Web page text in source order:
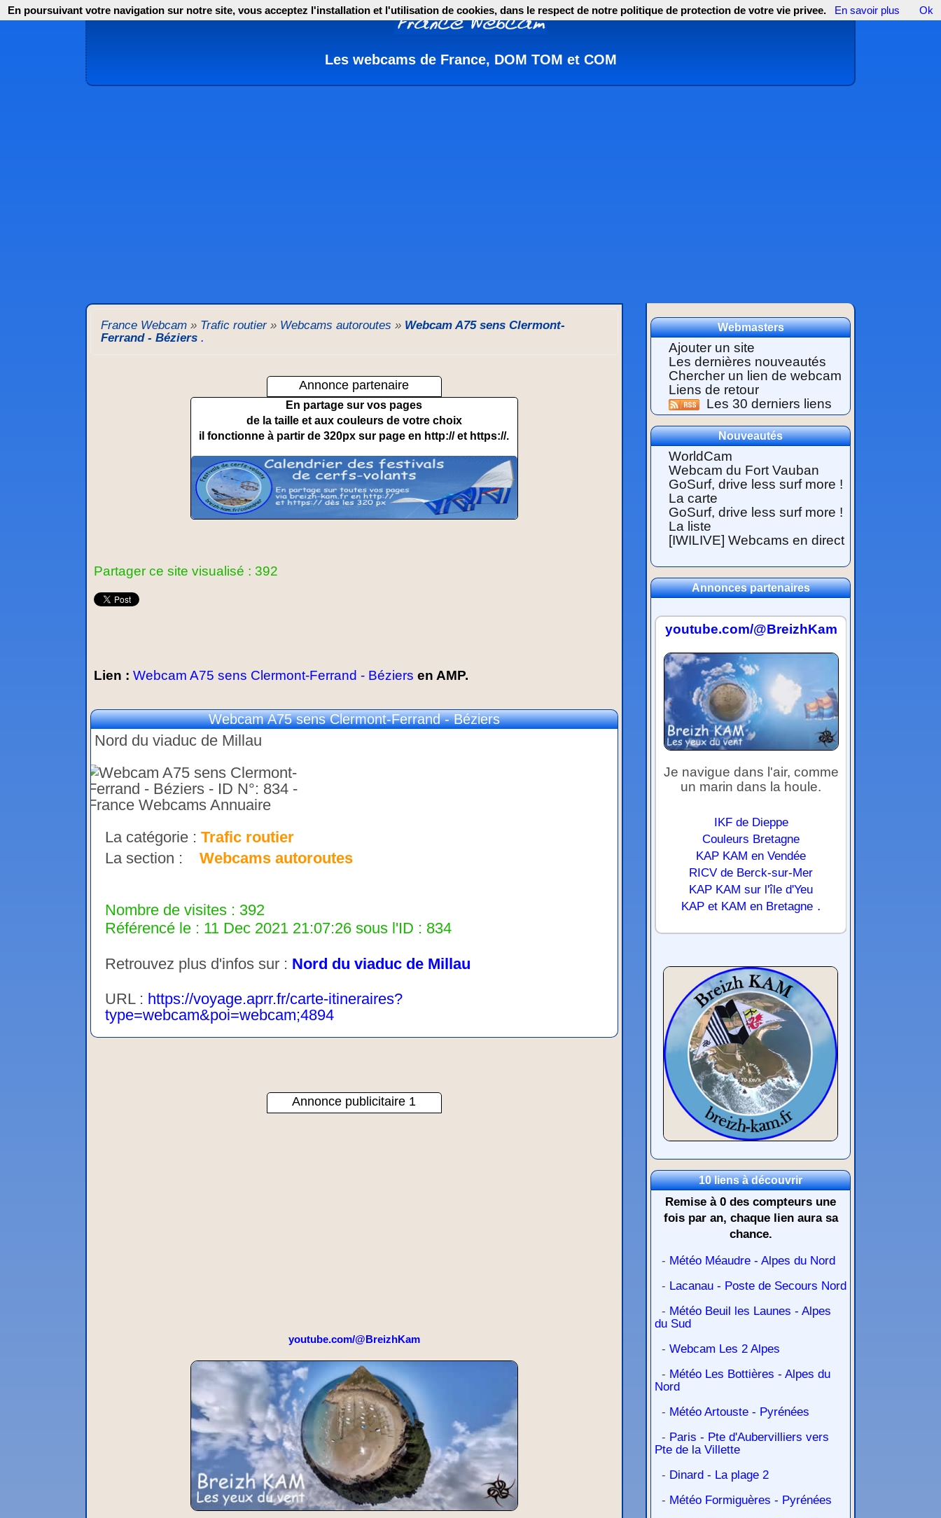
Les webcams de France, DOM TOM et COM
France Webcam » Trafic routier» Webcams autoroutes » Webcam A75 sens Clermont-
Ferrand - Béziers .
Annonce partenaire
En partage sur vos pages
de la taille et aux couleurs de votre choix
il fonctionne à partir de 320px sur page en http:// et https://.
Partager ce site visualisé : 392
Lien : Webcam A75 sens Clermont-Ferrand - Béziers en AMP.
Webcam A75 sens Clermont-Ferrand - Béziers
Nord du viaduc de Millau
La catégorie : Trafic routier
La section : Webcams autoroutes
Nombre de visites : 392
Référencé le : 11 Dec 2021 21:07:26 sous l'ID : 834
Retrouvez plus d'infos sur : Nord du viaduc de Millau
URL : https://voyage.aprr.fr/carte-itineraires?
type=webcam&poi=webcam;4894
Annonce publicitaire 1
youtube.com/@BreizhKam
Webmasters
Ajouter un site
Les dernières nouveautés
Chercher un lien de webcam
Liens de retour
Les 30 derniers liens
Nouveautés
WorldCam
Webcam du Fort Vauban
GoSurf, drive less surf more !
La carte
GoSurf, drive less surf more !
La liste
[IWILIVE] Webcams en direct
Annonces partenaires
youtube.com/@BreizhKam
Je navigue dans l'air, comme
un marin dans la houle.
IKF de Dieppe
Couleurs Bretagne
KAP KAM en Vendée
RICV de Berck-sur-Mer
KAP KAM sur l'île d'Yeu
KAP et KAM en Bretagne .
10 liens à découvrir
Remise à 0 des compteurs une
fois par an, chaque lien aura sa
chance.
- Météo Méaudre - Alpes du Nord
- Lacanau - Poste de Secours Nord
- Météo Beuil les Launes - Alpes
du Sud
- Webcam Les 2 Alpes
- Météo Les Bottières - Alpes du
Nord
- Météo Artouste - Pyrénées
- Paris - Pte d'Aubervilliers vers
Pte de la Villette
- Dinard - La plage 2
- Météo Formiguères - Pyrénées
En poursuivant votre navigation sur notre site, vous acceptez l'installation et l'utilisation de cookies, dans le respect de notre politique de protection de votre vie privee. En savoir plus Ok